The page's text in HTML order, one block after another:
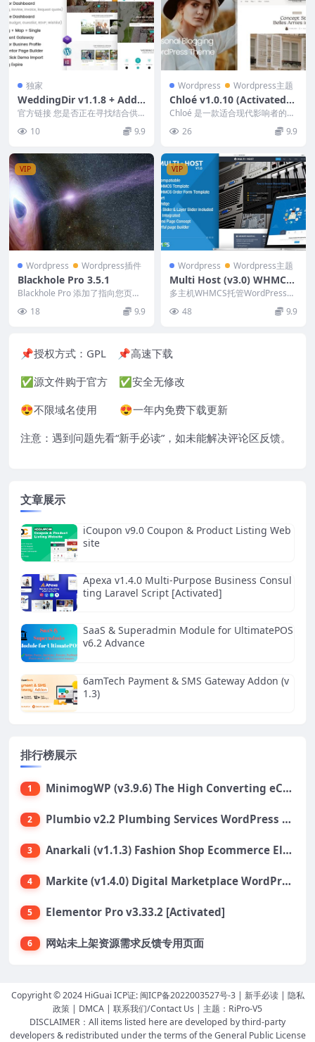
独家
WeddingDir v1.1.8 + Addo
ns – Directory Listing Wor
dPress Theme
官方链接 您是否正在寻找结合供
应商和情侣功能的婚礼供应商和供
应商目录或市场？ W...
10 9.9
Wordpress Wordpress主题
Chloé v1.0.10 (Activated)
Personal Lifestyle WordPr
ess Blog Theme
Chloé 是一款适合现代影响者的现
代、干净的生活方式博客 WordPr
ess ...
26 9.9
VIP
Wordpress Wordpress插件
Blackhole Pro 3.5.1
Blackhole Pro 添加了指向您页面
的隐藏链接。您向 robots.tx...
18 9.9
VIP
Wordpress Wordpress主题
Multi Host (v3.0) WHMCS
Hosting WordPress Them
多主机WHMCS托管WordPress主
题具有WHMCS桥兼容和设计集
成，适用于...
48 9.9
📌授权方式： GPL 📌高速下载
✅源文件购于官方 ✅安全无修改
😍不限域名使用 😍一年内免费下载更新
注意：遇到问题先看“新手必读”，如未能解决评论区反馈。
文章展示
iCoupon v9.0 Coupon & Product Listing Web
site
Apexa v1.4.0 Multi-Purpose Business Consul
ting Laravel Script [Activated]
SaaS & Superadmin Module for UltimatePOS
v6.2 Advance
6amTech Payment & SMS Gateway Addon (v
1.3)
排行榜展示
1 MinimogWP (v3.9.6) The High Converting eCommerce WordPress Theme
2 Plumbio v2.2 Plumbing Services WordPress Theme
3 Anarkali (v1.1.3) Fashion Shop Ecommerce Elementor Theme
4 Markite (v1.4.0) Digital Marketplace WordPress Theme
5 Elementor Pro v3.33.2 [Activated]
6 网站未上架资源需求反馈专用页面
Copyright © 2024 HiGuai ICP证: 闽ICP备2022003527号-3| 新手必读| 隐私
政策 | DMCA | 联系我们/Contact Us | 主题： RiPro-V5
DISCLAIMER：All items listed here are developed by third-party
developers & redistributed under the terms of the General Public License